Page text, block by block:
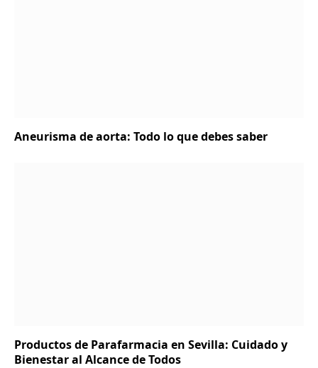
Aneurisma de aorta: Todo lo que debes saber
Productos de Parafarmacia en Sevilla: Cuidado y
Bienestar al Alcance de Todos